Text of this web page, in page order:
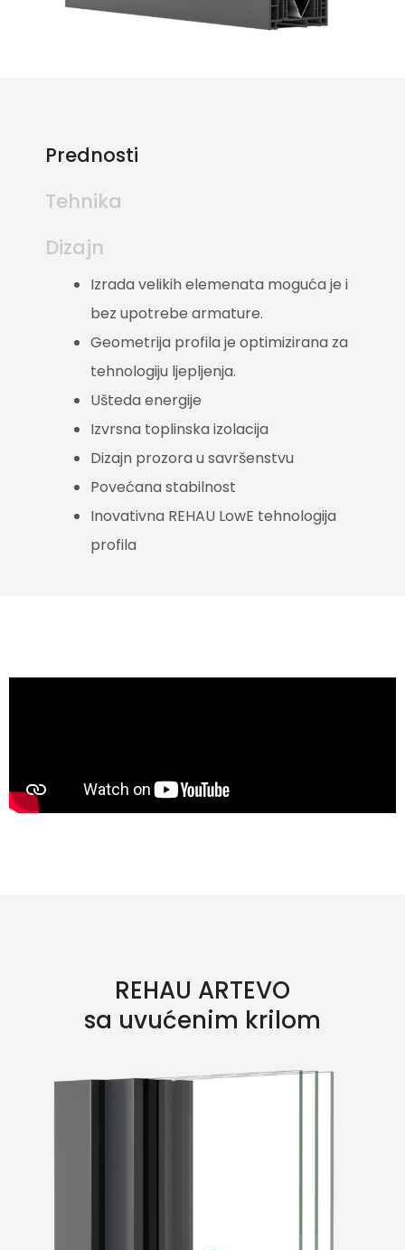
Prednosti
Tehnika
Dizajn
Izrada velikih elemenata moguća je i
bez upotrebe armature.
Geometrija profila je optimizirana za
tehnologiju ljepljenja.
Ušteda energije
Izvrsna toplinska izolacija
Dizajn prozora u savršenstvu
Povećana stabilnost
Inovativna REHAU LowE tehnologija
profila
REHAU ARTEVO
sa uvućenim krilom